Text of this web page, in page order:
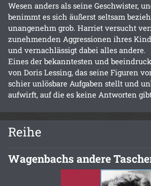
Wesen anders als seine Geschwister,
benimmt es sich äußerst seltsam
unangenehm grob. Harriet versucht
zunehmenden Aggressionen ihres
und vernachlässigt dabei alles andere.
Eines der bekanntesten und
von Doris Lessing, das seine Figuren
schier unlösbare Aufgaben stellt und
aufwirft, auf die es keine Antworten
Reihe
Wagenbachs andere